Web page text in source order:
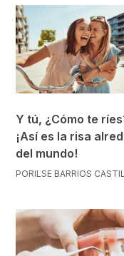
Y tú, ¿Cómo te
¡Así es la risa
del mundo!
PORILSE BARRIOS